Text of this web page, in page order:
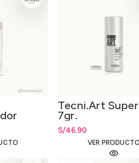
Tecni.Art
7gr.
S/46.90
VER PRODUCTO